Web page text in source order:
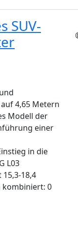
SUV-
4,65 Metern
Modell der
einer
in die
L03
18,4
kombiniert: 0